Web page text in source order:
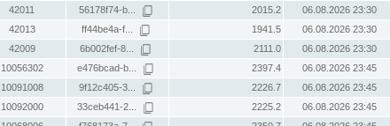
42011 56178f74-b... 2015.2
06.08.2026 23:30
42013 ff44be4a-f... 1941.5
06.08.2026 23:30
42009 6b002fef-8... 2111.0
06.08.2026 23:30
10056302 e476bcad-b... 2397.4
06.08.2026 23:45
10091008 9f12c405-3... 2226.7
06.08.2026 23:45
10092000 33ceb441-2... 2225.2
06.08.2026 23:45